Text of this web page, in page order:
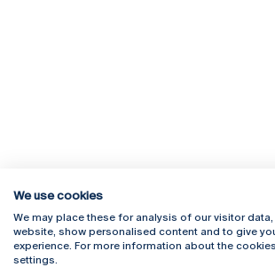
Rua Diogo Botelho 1327
4169-005 Porto
+351 226 196 240
Campus
Webmail
We use cookies
We may place these for analysis of our visitor
website, show personalised content and to give
experience. For more information about the
settings.